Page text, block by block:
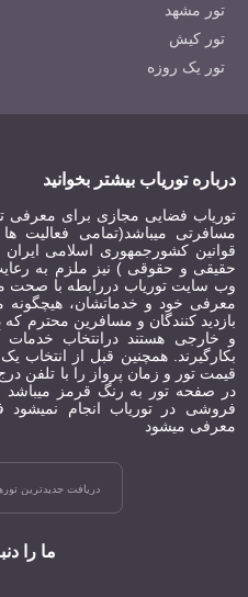
تور مشهد
تور کیش
تور یک روزه
درباره توریاب بیشتر بخوانید
توریاب فضایی مجازی برای معرفی
مسافرتی میباشد(تمامی فعالیت
قوانین کشورجمهوری اسلامی
حقیقی و حقوقی ) نیز ملزم به
وب سایت توریاب دررابطه با صحت
معرفی خود و خدماتشان، هیچگونه
بازدید کنندگان و مسافرین محترم
و خارجی هستند درانتخاب خدمات
بکارگیرند. همچنین قبل از انتخاب
قیمت تور و زمان پرواز را با تلفن
در صفحه تور به رنگ قرمز میباشد
فروشی در توریاب انجام
معرفی میشود
ما را